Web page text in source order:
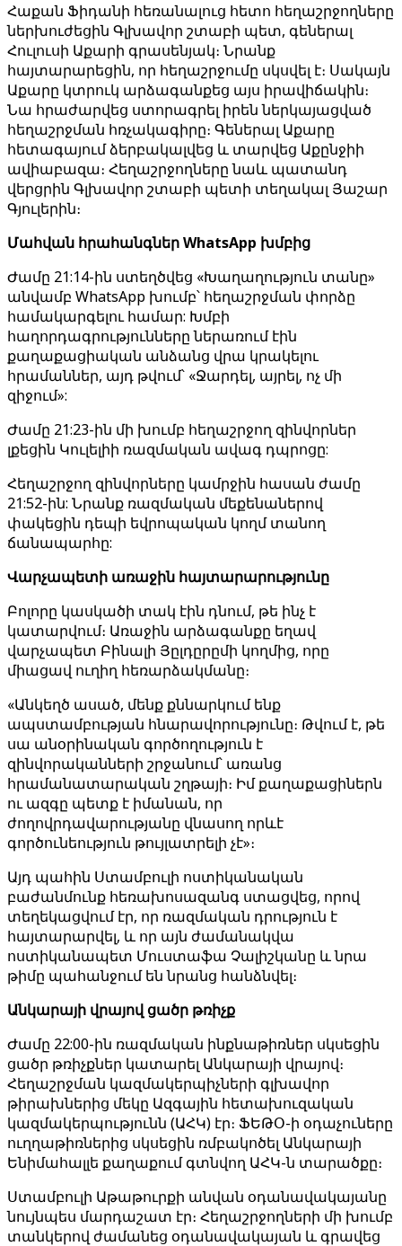
Հաքան Ֆիդանի հեռանալուց հետո հեղաշրջողները
ներխուժեցին Գլխավոր շտաբի պետ, գեներալ
Հուլուսի Աքարի գրասենյակ։ Նրանք
հայտարարեցին, որ հեղաշրջումը սկսվել է։ Սակայն
Աքարը կտրուկ արձագանքեց այս իրավիճակին։
Նա հրաժարվեց ստորագրել իրեն ներկայացված
հեղաշրջման հռչակագիրը։ Գեներալ Աքարը
հետագայում ձերբակալվեց և տարվեց Աքընջիի
ավիաբազա։ Հեղաշրջողները նաև պատանդ
վերցրին Գլխավոր շտաբի պետի տեղակալ Յաշար
Գյուլերին։
Մահվան հրահանգներ WhatsApp խմբից
Ժամը 21:14-ին ստեղծվեց «Խաղաղություն տանը»
անվամբ WhatsApp խումբ՝ հեղաշրջման փորձը
համակարգելու համար: Խմբի
հաղորդագրությունները ներառում էին
քաղաքացիական անձանց վրա կրակելու
հրամաններ, այդ թվում՝ «Ջարդել, այրել, ոչ մի
զիջում»:
Ժամը 21:23-ին մի խումբ հեղաշրջող զինվորներ
լքեցին Կուլելիի ռազմական ավագ դպրոցը:
Հեղաշրջող զինվորները կամրջին հասան ժամը
21:52-ին: Նրանք ռազմական մեքենաներով
փակեցին դեպի եվրոպական կողմ տանող
ճանապարհը:
Վարչապետի առաջին հայտարարությունը
Բոլորը կասկածի տակ էին դնում, թե ինչ է
կատարվում։ Առաջին արձագանքը եղավ
վարչապետ Բինալի Յըլդըրըմի կողմից, որը
միացավ ուղիղ հեռարձակմանը։
«Անկեղծ ասած, մենք քննարկում ենք
ապստամբության հնարավորությունը։ Թվում է, թե
սա անօրինական գործողություն է
զինվորականների շրջանում՝ առանց
հրամանատարական շղթայի։ Իմ քաղաքացիներն
ու ազգը պետք է իմանան, որ
ժողովրդավարությանը վնասող որևէ
գործունեություն թույլատրելի չէ»։
Այդ պահին Ստամբուլի ոստիկանական
բաժանմունք հեռախոսազանգ ստացվեց, որով
տեղեկացվում էր, որ ռազմական դրություն է
հայտարարվել, և որ այն ժամանակվա
ոստիկանապետ Մուստաֆա Չալիշկանը և նրա
թիմը պահանջում են նրանց հանձնվել։
Անկարայի վրայով ցածր թռիչք
Ժամը 22:00-ին ռազմական ինքնաթիռներ սկսեցին
ցածր թռիչքներ կատարել Անկարայի վրայով։
Հեղաշրջման կազմակերպիչների գլխավոր
թիրախներից մեկը Ազգային հետախուզական
կազմակերպությունն (ԱՀԿ) էր։ ՖԵԹՕ-ի օդաչուները
ուղղաթիռներից սկսեցին ռմբակոծել Անկարայի
Ենիմահալլե քաղաքում գտնվող ԱՀԿ-ն տարածքը։
Ստամբուլի Աթաթուրքի անվան օդանավակայանը
նույնպես մարդաշատ էր։ Հեղաշրջողների մի խումբ
տանկերով ժամանեց օդանավակայան և գրավեց